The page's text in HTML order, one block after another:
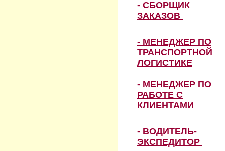
- СБОРЩИК
ЗАКАЗОВ
- МЕНЕДЖЕР ПО
ТРАНСПОРТНОЙ
ЛОГИСТИКЕ
- МЕНЕДЖЕР ПО
РАБОТЕ С
КЛИЕНТАМИ
- ВОДИТЕЛЬ-
ЭКСПЕДИТОР